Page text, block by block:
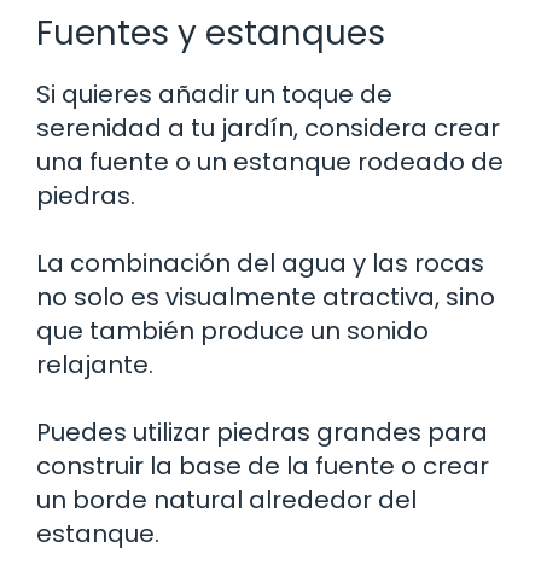
Fuentes y estanques
Si quieres añadir un toque de
serenidad a tu jardín, considera crear
una fuente o un estanque rodeado de
piedras.
La combinación del agua y las rocas
no solo es visualmente atractiva, sino
que también produce un sonido
relajante.
Puedes utilizar piedras grandes para
construir la base de la fuente o crear
un borde natural alrededor del
estanque.